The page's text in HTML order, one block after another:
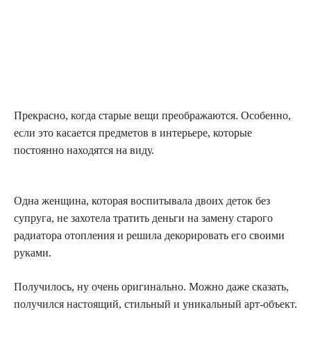
Прекрасно, когда старые вещи преображаются. Особенно,
если это касается предметов в интерьере, которые
постоянно находятся на виду.
Одна женщина, которая воспитывала двоих деток без
супруга, не захотела тратить деньги на замену старого
радиатора отопления и решила декорировать его своими
руками.
Получилось, ну очень оригинально. Можно даже сказать,
получился настоящий, стильный и уникальный арт-объект.